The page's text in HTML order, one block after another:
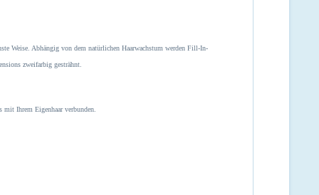
Weise. Abhängig von dem natürlichen Haarwachstum werden Fill-In-
zweifarbig gesträhnt.
Ihrem Eigenhaar verbunden.